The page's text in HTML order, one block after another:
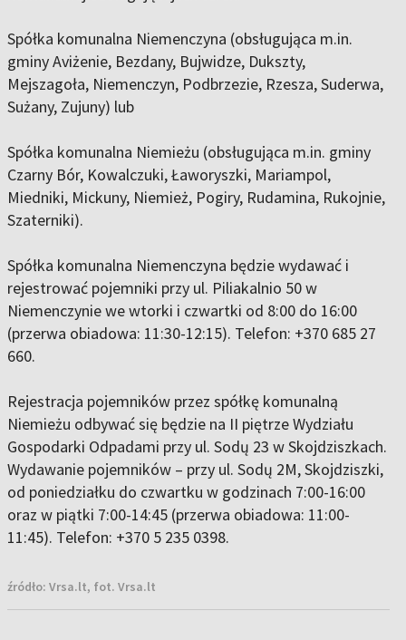
Spółka komunalna Niemenczyna (obsługująca m.in.
gminy Aviżenie, Bezdany, Bujwidze, Dukszty,
Mejszagoła, Niemenczyn, Podbrzezie, Rzesza, Suderwa,
Sużany, Zujuny) lub
Spółka komunalna Niemieżu (obsługująca m.in. gminy
Czarny Bór, Kowalczuki, Ławoryszki, Mariampol,
Miedniki, Mickuny, Niemież, Pogiry, Rudamina, Rukojnie,
Szaterniki).
Spółka komunalna Niemenczyna będzie wydawać i
rejestrować pojemniki przy ul. Piliakalnio 50 w
Niemenczynie we wtorki i czwartki od 8:00 do 16:00
(przerwa obiadowa: 11:30-12:15). Telefon: +370 685 27
660.
Rejestracja pojemników przez spółkę komunalną
Niemieżu odbywać się będzie na II piętrze Wydziału
Gospodarki Odpadami przy ul. Sodų 23 w Skojdziszkach.
Wydawanie pojemników – przy ul. Sodų 2M, Skojdziszki,
od poniedziałku do czwartku w godzinach 7:00-16:00
oraz w piątki 7:00-14:45 (przerwa obiadowa: 11:00-
11:45). Telefon: +370 5 235 0398.
źródło: Vrsa.lt, fot. Vrsa.lt